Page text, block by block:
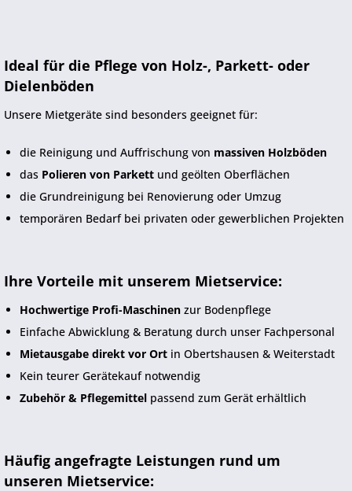
Ideal für die Pflege von Holz-, Parkett- oder
Dielenböden
Unsere Mietgeräte sind besonders geeignet für:
die Reinigung und Auffrischung von massiven Holzböden
das Polieren von Parkett und geölten Oberflächen
die Grundreinigung bei Renovierung oder Umzug
temporären Bedarf bei privaten oder gewerblichen Projekten
Ihre Vorteile mit unserem Mietservice:
Hochwertige Profi-Maschinen zur Bodenpflege
Einfache Abwicklung & Beratung durch unser Fachpersonal
Mietausgabe direkt vor Ort in Obertshausen & Weiterstadt
Kein teurer Gerätekauf notwendig
Zubehör & Pflegemittel passend zum Gerät erhältlich
Häufig angefragte Leistungen rund um
unseren Mietservice: